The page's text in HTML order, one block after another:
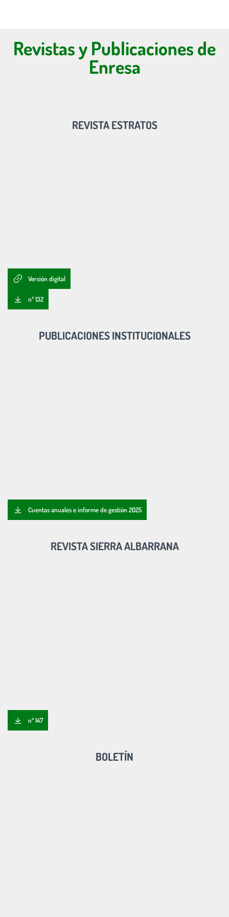
Revistas y Publicaciones de
Enresa
REVISTA ESTRATOS
Versión digital
nº 132
PUBLICACIONES INSTITUCIONALES
Cuentas anuales e informe de gestión 2025
REVISTA SIERRA ALBARRANA
nº 147
BOLETÍN